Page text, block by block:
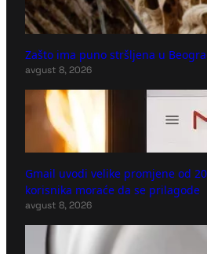
Zašto ima puno stršljena u
avgust 8, 2026
Gmail uvodi velike promjene od
korisnika moraće da se prilagode
avgust 8, 2026